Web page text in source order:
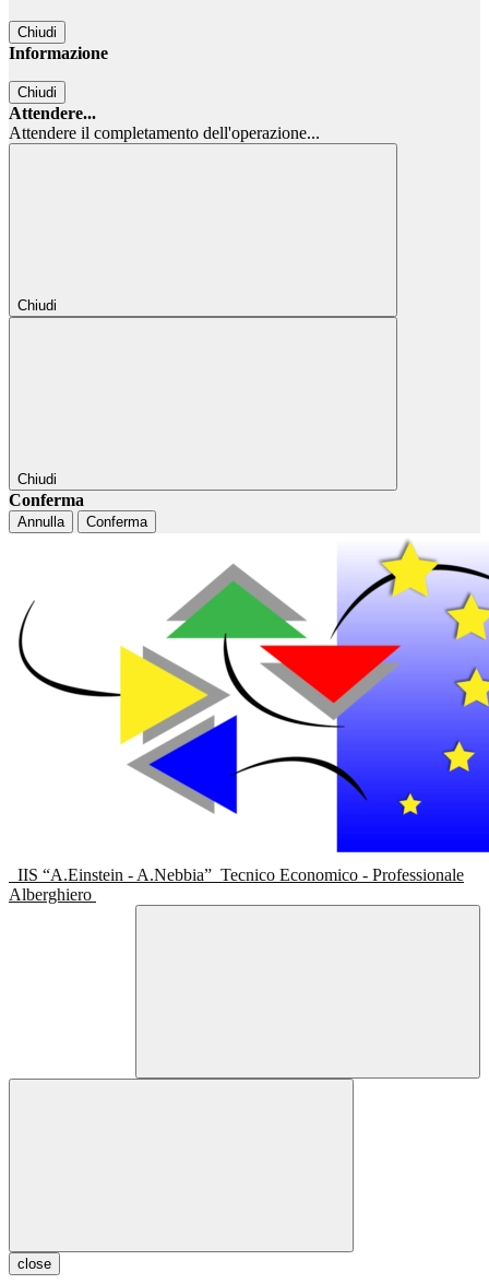
Chiudi
Informazione
Chiudi
Attendere...
Attendere il completamento dell'operazione...
Chiudi
Chiudi
Conferma
Annulla Conferma
IIS “A.Einstein - A.Nebbia” Tecnico Economico - Professionale
Alberghiero
close